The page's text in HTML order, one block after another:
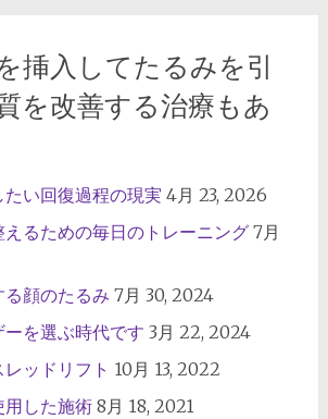
挿入してたるみを引
を改善する治療もあ
い回復過程の現実 4月 23, 2026
えるための毎日のトレーニング 7月
顔のたるみ 7月 30, 2024
を選ぶ時代です 3月 22, 2024
ッドリフト 10月 13, 2022
した施術 8月 18, 2021